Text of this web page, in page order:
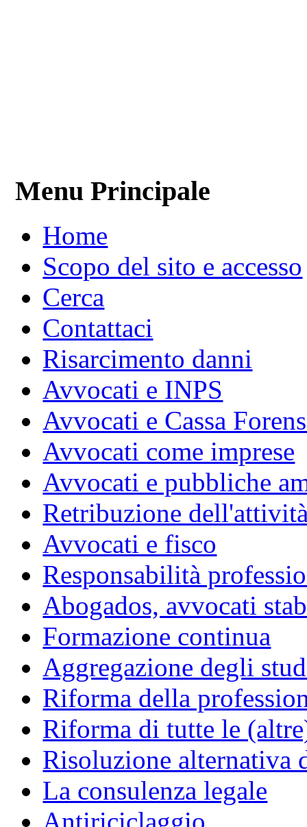
Menu Principale
Home
Scopo del sito e accesso
Cerca
Contattaci
Risarcimento danni
Avvocati e INPS
Avvocati e Cassa
Avvocati come imprese
Avvocati e pubbliche
Retribuzione
Avvocati e fisco
Responsabilità
Abogados, avvocati
Formazione continua
Aggregazione degli
Riforma della
Riforma di tutte le
Risoluzione alternativa
La consulenza legale